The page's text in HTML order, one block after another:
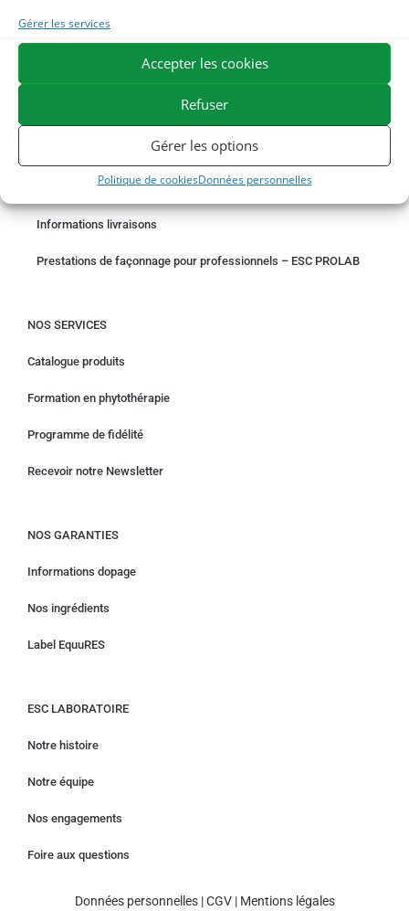
Gérer les services
Accepter les cookies
Refuser
Gérer les options
Politique de cookiesDonnées personnelles
PAIEMENT SÉCURISÉ
BESOIN D'AIDE ?
Un problème avec votre commande ?
Demande de rétractation
Informations livraisons
Prestations de façonnage pour professionnels – ESC PROLAB
NOS SERVICES
Catalogue produits
Formation en phytothérapie
Programme de fidélité
Recevoir notre Newsletter
NOS GARANTIES
Informations dopage
Nos ingrédients
Label EquuRES
ESC LABORATOIRE
Notre histoire
Notre équipe
Nos engagements
Foire aux questions
Données personnelles|CGV| Mentions légales